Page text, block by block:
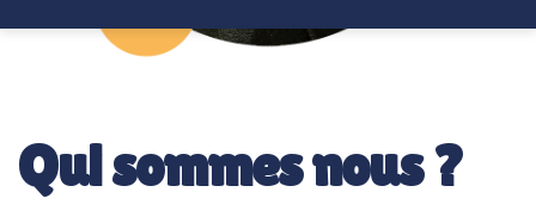
Qui sommes nous ?